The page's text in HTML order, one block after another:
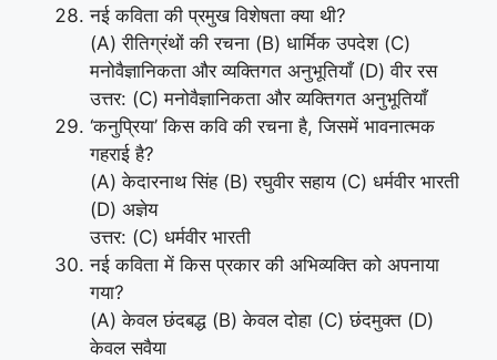
नई कविता की प्रमुख विशेषता क्या थी?
(A) रीतिग्रंथों की रचना (B) धार्मिक उपदेश (C)
मनोवैज्ञानिकता और व्यक्तिगत अनुभूतियाँ (D) वीर रस
उत्तर: (C) मनोवैज्ञानिकता और व्यक्तिगत अनुभूतियाँ
‘कनुप्रिया’ किस कवि की रचना है, जिसमें भावनात्मक
गहराई है?
(A) केदारनाथ सिंह (B) रघुवीर सहाय (C) धर्मवीर भारती
(D) अज्ञेय
उत्तर: (C) धर्मवीर भारती
नई कविता में किस प्रकार की अभिव्यक्ति को अपनाया
गया?
(A) केवल छंदबद्ध (B) केवल दोहा (C) छंदमुक्त (D)
केवल सवैया